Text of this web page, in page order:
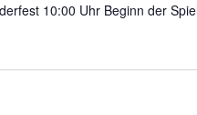
10:00 Uhr Beginn der